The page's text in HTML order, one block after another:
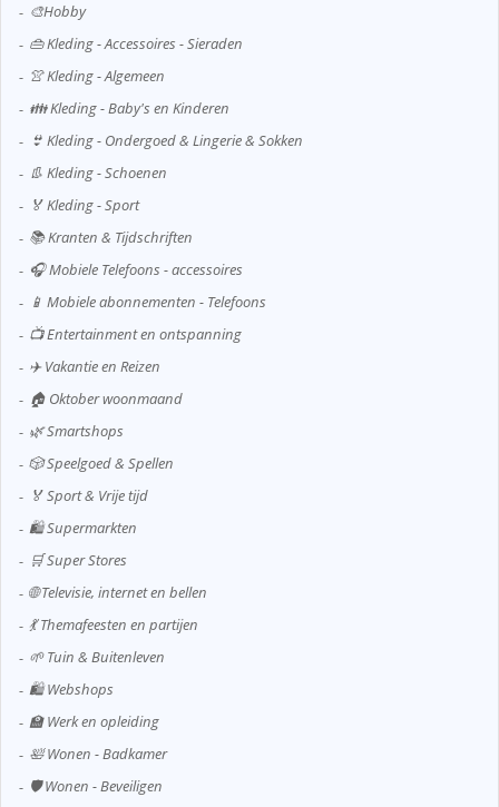
🎨Hobby
👜 Kleding - Accessoires - Sieraden
👚 Kleding - Algemeen
👪 Kleding - Baby's en Kinderen
👙 Kleding - Ondergoed & Lingerie & Sokken
👢 Kleding - Schoenen
🏅 Kleding - Sport
📚 Kranten & Tijdschriften
🎧 Mobiele Telefoons - accessoires
📱 Mobiele abonnementen - Telefoons
📺 Entertainment en ontspanning
✈️ Vakantie en Reizen
🏠 Oktober woonmaand
🌿 Smartshops
🎲 Speelgoed & Spellen
🏅 Sport & Vrije tijd
🛍️ Supermarkten
🛒 Super Stores
🌐 Televisie, internet en bellen
💃 Themafeesten en partijen
🌱 Tuin & Buitenleven
🛍️ Webshops
🏫 Werk en opleiding
🛀 Wonen - Badkamer
🛡️ Wonen - Beveiligen